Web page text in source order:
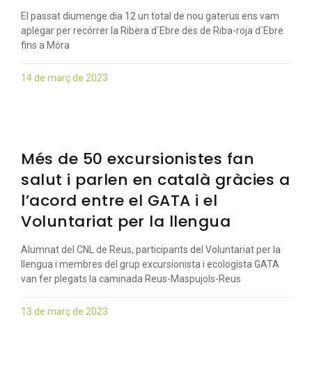
El passat diumenge dia 12 un total de nou gaterus ens vam
aplegar per recórrer la Ribera d´Ebre des de Riba-roja d´Ebre
fins a Móra
14 de març de 2023
Més de 50 excursionistes fan
salut i parlen en català gràcies a
l’acord entre el GATA i el
Voluntariat per la llengua
Alumnat del CNL de Reus, participants del Voluntariat per la
llengua i membres del grup excursionista i ecologista GATA
van fer plegats la caminada Reus-Maspujols-Reus
13 de març de 2023